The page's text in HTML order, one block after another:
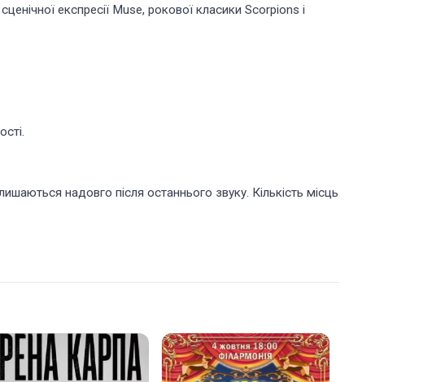
експресії Muse, рокової класики Scorpions і
надовго після останнього звуку. Кількість місць